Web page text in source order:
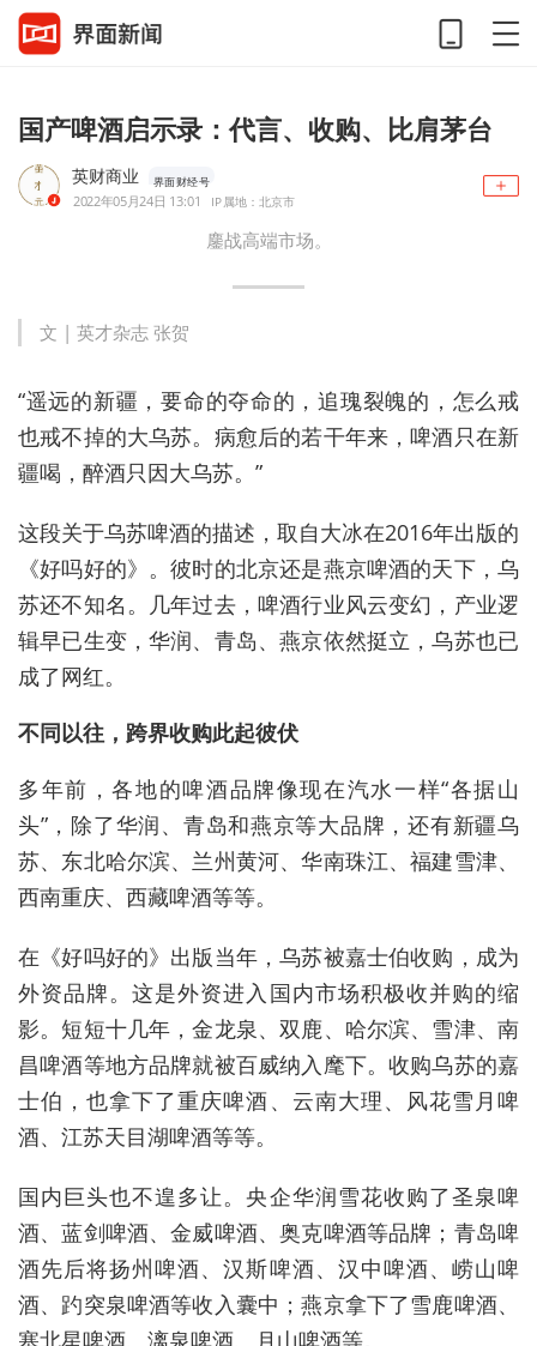
国产啤酒启示录：代言、收购、比肩茅台
英财商业 界面财经号
2022年05月24日 13:01 IP属地：北京市
鏖战高端市场。
文 | 英才杂志 张贺
“遥远的新疆，要命的夺命的，追瑰裂魄的，怎么戒
也戒不掉的大乌苏。病愈后的若干年来，啤酒只在新
疆喝，醉酒只因大乌苏。”
这段关于乌苏啤酒的描述，取自大冰在2016年出版的
《好吗好的》。彼时的北京还是燕京啤酒的天下，乌
苏还不知名。几年过去，啤酒行业风云变幻，产业逻
辑早已生变，华润、青岛、燕京依然挺立，乌苏也已
成了网红。
不同以往，跨界收购此起彼伏
多年前，各地的啤酒品牌像现在汽水一样“各据山
头”，除了华润、青岛和燕京等大品牌，还有新疆乌
苏、东北哈尔滨、兰州黄河、华南珠江、福建雪津、
西南重庆、西藏啤酒等等。
在《好吗好的》出版当年，乌苏被嘉士伯收购，成为
外资品牌。这是外资进入国内市场积极收并购的缩
影。短短十几年，金龙泉、双鹿、哈尔滨、雪津、南
昌啤酒等地方品牌就被百威纳入麾下。收购乌苏的嘉
士伯，也拿下了重庆啤酒、云南大理、风花雪月啤
酒、江苏天目湖啤酒等等。
国内巨头也不遑多让。央企华润雪花收购了圣泉啤
酒、蓝剑啤酒、金威啤酒、奥克啤酒等品牌；青岛啤
酒先后将扬州啤酒、汉斯啤酒、汉中啤酒、崂山啤
酒、趵突泉啤酒等收入囊中；燕京拿下了雪鹿啤酒、
塞北星啤酒、漓泉啤酒、月山啤酒等。